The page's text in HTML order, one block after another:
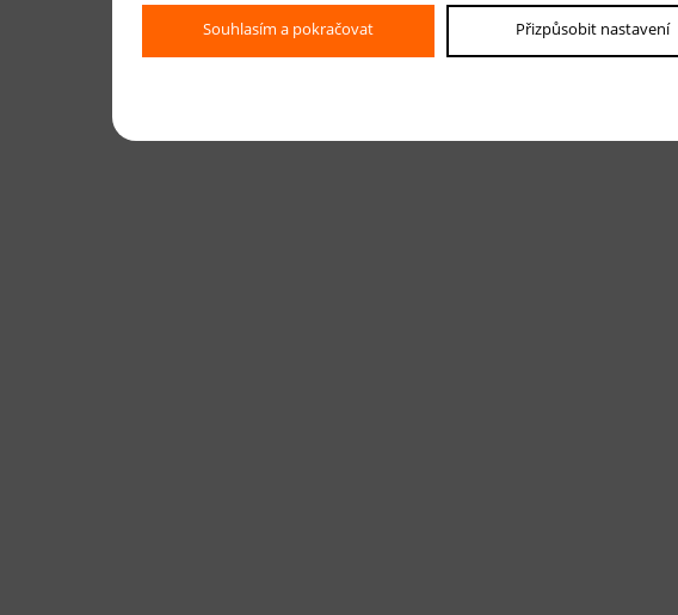
Souhlasím a pokračovat Přizpůsobit nastavení